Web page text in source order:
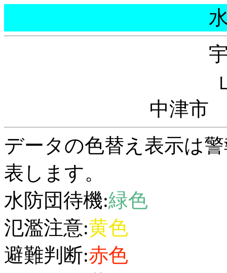
中津市
データの色替え表示は
表します。
水防団待機:緑色
氾濫注意:黄色
避難判断:赤色